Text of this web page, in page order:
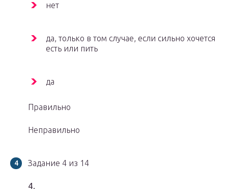
нет
да, только в том случае, если сильно хочется
есть или пить
да
Правильно
Неправильно
Задание 4 из 14
4.